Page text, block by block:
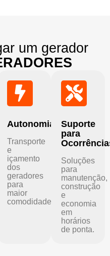
um gerador
Autonomia
Transporte
e
içamento
dos
geradores
para
maior
comodidade.
Suporte
para
Soluções
para
manutenção,
construção
e
economia
em
horários
de ponta.